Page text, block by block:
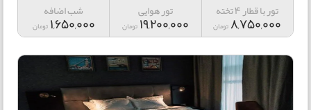
تور با قطار 4 تخته
8,750,000 تومان
تور هوایی
19,200,000تومان
شب اضافه
1,650,000 تومان